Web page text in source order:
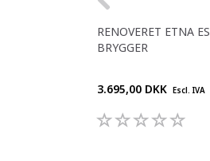
RENOVERET ETNA ES
BRYGGER
3.695,00 DKK Escl. IVA